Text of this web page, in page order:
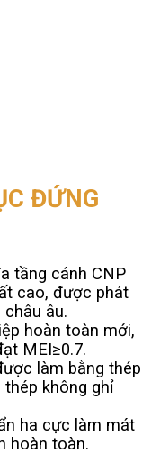
ĐỨNG
tầng cánh CNP
cao, được phát
âu.
hoàn toàn mới,
MEI≥0.7.
làm bằng thép
không ghỉ
ha cực làm mát
hoàn toàn.